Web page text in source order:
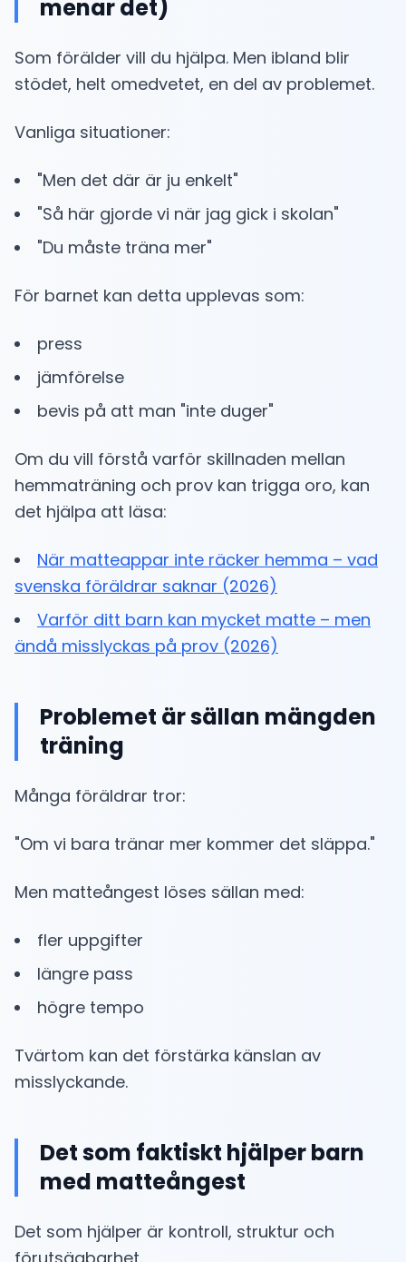
menar det)
Som förälder vill du hjälpa. Men ibland blir
stödet, helt omedvetet, en del av problemet.
Vanliga situationer:
"Men det där är ju enkelt"
"Så här gjorde vi när jag gick i skolan"
"Du måste träna mer"
För barnet kan detta upplevas som:
press
jämförelse
bevis på att man "inte duger"
Om du vill förstå varför skillnaden mellan
hemmaträning och prov kan trigga oro, kan
det hjälpa att läsa:
När matteappar inte räcker hemma – vad
svenska föräldrar saknar (2026)
Varför ditt barn kan mycket matte – men
ändå misslyckas på prov (2026)
Problemet är sällan mängden
träning
Många föräldrar tror:
"Om vi bara tränar mer kommer det släppa."
Men matteångest löses sällan med:
fler uppgifter
längre pass
högre tempo
Tvärtom kan det förstärka känslan av
misslyckande.
Det som faktiskt hjälper barn
med matteångest
Det som hjälper är kontroll, struktur och